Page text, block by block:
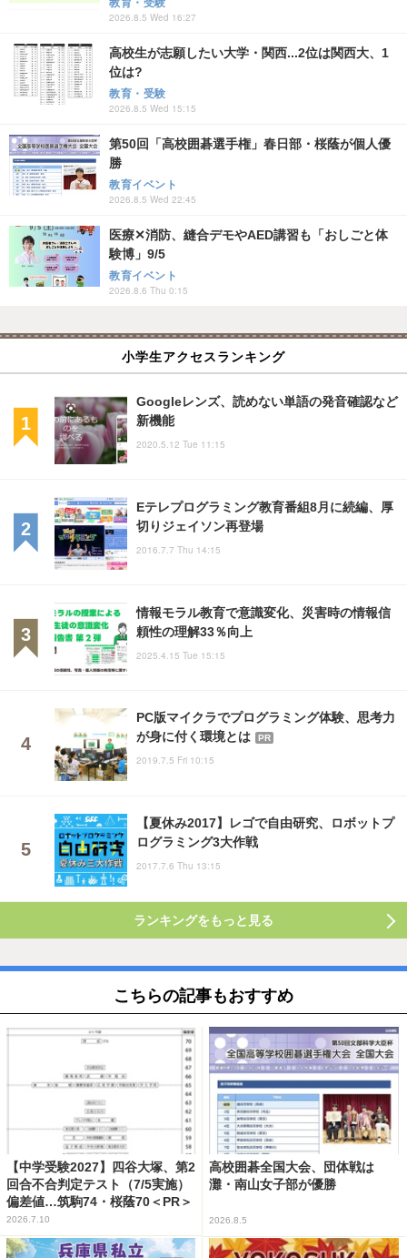
教育・受験
2026.8.5 Wed 16:27
高校生が志願したい大学・関西...2位は関西大、1
位は?
教育・受験
2026.8.5 Wed 15:15
第50回「高校囲碁選手権」春日部・桜蔭が個人優
勝
教育イベント
2026.8.5 Wed 22:45
医療✕消防、縫合デモやAED講習も「おしごと体
験博」9/5
教育イベント
2026.8.6 Thu 0:15
小学生アクセスランキング
Googleレンズ、読めない単語の発音確認など
新機能
2020.5.12 Tue 11:15
Eテレプログラミング教育番組8月に続編、厚
切りジェイソン再登場
2016.7.7 Thu 14:15
情報モラル教育で意識変化、災害時の情報信
頼性の理解33％向上
2025.4.15 Tue 15:15
PC版マイクラでプログラミング体験、思考力
が身に付く環境とは
PR
2019.7.5 Fri 10:15
【夏休み2017】レゴで自由研究、ロボットプ
ログラミング3大作戦
2017.7.6 Thu 13:15
ランキングをもっと見る
こちらの記事もおすすめ
【中学受験2027】四谷大塚、第2
回合不合判定テスト（7/5実施）
偏差値…筑駒74・桜蔭70＜PR＞
2026.7.10
高校囲碁全国大会、団体戦は
灘・南山女子部が優勝
2026.8.5